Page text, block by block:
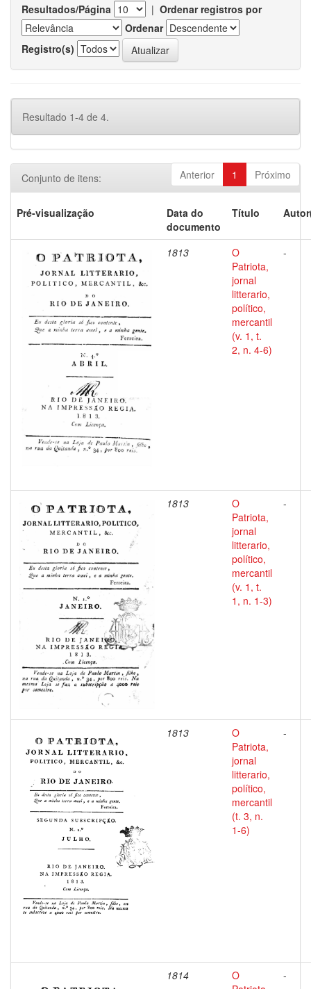
Resultados/Página | Ordenar registros por
Ordenar
Registro(s)
Resultado 1-4 de 4.
Anterior 1 Próximo
Conjunto de itens:
Pré-visualização
Data do
documento
Título
1813
O
Patriota,
jornal
litterario,
político,
mercantil
(v. 1, t.
2, n. 4-6)
-
1813
O
Patriota,
jornal
litterario,
político,
mercantil
(v. 1, t.
1, n. 1-3)
-
1813
O
Patriota,
jornal
litterario,
político,
mercantil
(t. 3, n.
1-6)
-
1814
O
-